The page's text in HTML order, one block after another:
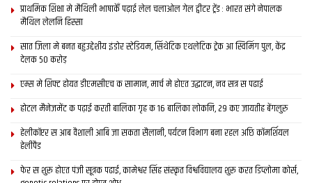
प्राथमिक शि‍क्षा मे मैथि‍ली भाषाकेँ पढ़ाई लेल चलाओल गेल ट्वीटर ट्रेंड : भारत संगे नेपालक
मैथिल लेलनि हिस्सा
सात जिला मे बनत बहुउद्देशीय इंडोर स्‍टेडि‍यम, सिंथेटिक एथलेटिक ट्रेक आ स्विमिंग पुल, केंद्र
देलक 50 करोड़
एम्स मे शिफ्ट होयत डीएमसीएच क सामान, मार्च मे होएत उद्घाटन, नव सत्र स पढाई
होटल मैनेजमेंट क पढ़ाई करती बालिका गृह क 16 बालिका लोकनि, 29 कए जायतीह बेंगलुरु
हेलीकॉप्टर स आब वैशाली आबि जा सकता सैलानी, पर्यटन विभाग बना रहल अछि कॉमर्शियल
हेलीपैड
फेर स शुरू होएत पंजी सूत्रक पढाई, कामेश्वर सिंह संस्कृत विश्वविद्यालय शुरू करत डिप्लोमा कोर्स,